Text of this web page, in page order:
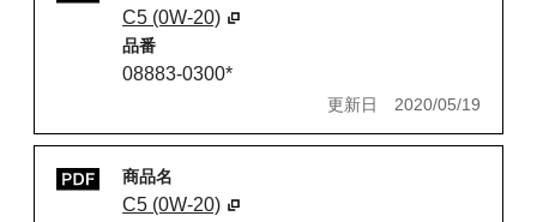
C5 (0W-20)
品番
08883-0300*
更新日 2020/05/19
商品名
C5 (0W-20)